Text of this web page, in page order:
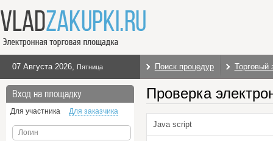
07 Августа 2026, Пятница Поиск процедур Торговый
Вход на площадку
Для участника Для заказчика
Логин
Проверка
Java script